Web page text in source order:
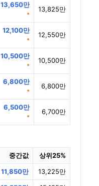
13,650만
*
13,825만
12,100만
*
12,550만
10,500만
*
10,500만
6,800만
*
6,800만
6,500만
*
6,700만
중간값
상위25%
11,850만
13,225만